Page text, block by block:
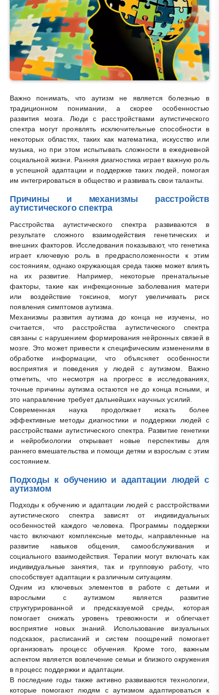
Важно понимать, что аутизм не является болезнью в
традиционном понимании, а скорее особенностью
развития мозга. Люди с расстройствами аутистического
спектра могут проявлять исключительные способности в
некоторых областях, таких как математика, искусство или
музыка, но при этом испытывать сложности в ежедневной
социальной жизни. Ранняя диагностика играет важную роль
в успешной адаптации и поддержке таких людей, помогая
им интегрироваться в общество и развивать свои таланты.
Причины и механизмы расстройств
аутистического спектра
Расстройства аутистического спектра развиваются в
результате сложного взаимодействия генетических и
внешних факторов. Исследования показывают, что генетика
играет ключевую роль в предрасположенности к этим
состояниям, однако окружающая среда также может влиять
на их развитие. Например, некоторые пренатальные
факторы, такие как инфекционные заболевания матери
или воздействие токсинов, могут увеличивать риск
появления симптомов аутизма.
Механизмы развития аутизма до конца не изучены, но
считается, что расстройства аутистического спектра
связаны с нарушением формирования нейронных связей в
мозге. Это может привести к специфическим изменениям в
обработке информации, что объясняет особенности
восприятия и поведения у людей с аутизмом. Важно
отметить, что несмотря на прогресс в исследованиях,
точные причины аутизма остаются не до конца ясными, и
это направление требует дальнейших научных усилий.
Современная наука продолжает искать более
эффективные методы диагностики и поддержки людей с
расстройствами аутистического спектра. Развитие генетики
и нейробиологии открывает новые перспективы для
раннего вмешательства и помощи детям и взрослым с этим
состоянием.
Подходы к обучению и адаптации людей с
аутизмом
Подходы к обучению и адаптации людей с расстройствами
аутистического спектра зависят от индивидуальных
особенностей каждого человека. Программы поддержки
часто включают комплексные методы, направленные на
развитие навыков общения, самообслуживания и
социального взаимодействия. Терапии могут включать как
индивидуальные занятия, так и групповую работу, что
способствует адаптации к различным ситуациям.
Одним из ключевых элементов в работе с детьми и
взрослыми с аутизмом является развитие
структурированной и предсказуемой среды, которая
помогает снижать уровень тревожности и облегчает
восприятие новых знаний. Использование визуальных
подсказок, расписаний и систем поощрений помогает
организовать процесс обучения. Кроме того, важным
аспектом является вовлечение семьи и близкого окружения
в процесс поддержки и адаптации.
В последние годы также активно развиваются технологии,
которые помогают людям с аутизмом адаптироваться к